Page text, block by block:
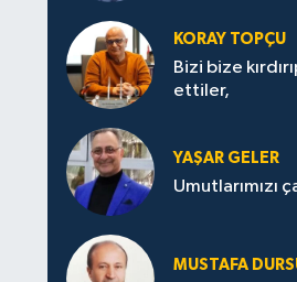
KORAY TOPÇU
Bizi bize
ettiler,
YAŞAR GELER
Umutlarımızı
MUSTAFA